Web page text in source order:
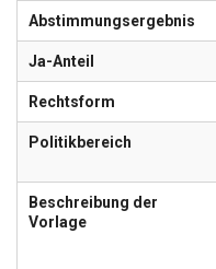
Abstimmungsergebnis
Ja-Anteil
Rechtsform
Politikbereich
Beschreibung der
Vorlage